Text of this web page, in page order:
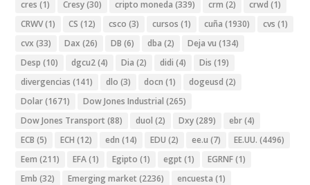
cres (1) Cresy(30) cripto moneda (339) crm (2) crwd (1)
CRWV(1) CS (12) csco (3) cursos (1) cuña (1930) cvs (1)
cvx (33) Dax (26) DB (6) dba (2) Deja vu (134)
Desp (10) dgcu2(4) Dia (2) didi (4) Dis (19)
divergencias (141) dlo (3) docn (1) dogeusd (2)
Dolar(1671) Dow Jones Industrial (265)
Dow Jones Transport (88) duol (2) Dxy(289) ebr(4)
ECB (5) ECH (12) edn (14) EDU (2) ee.u (7) EE.UU. (4496)
Eem (211) EFA(1) Egipto (1) egpt (1) EGRNF(1)
Emb (32) Emerging market (2236) encuesta (1)